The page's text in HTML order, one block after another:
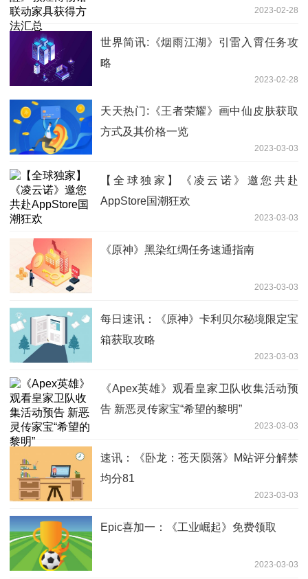
2023-02-28
世界简讯:《烟雨江湖》引雷入霄任务攻
略
2023-02-28
天天热门:《王者荣耀》画中仙皮肤获取
方式及其价格一览
2023-03-03
【全球独家】《凌云诺》邀您共赴
AppStore国潮狂欢
2023-03-03
《原神》黑染红绸任务速通指南
2023-03-03
每日速讯：《原神》卡利贝尔秘境限定宝
箱获取攻略
2023-03-03
《Apex英雄》观看皇家卫队收集活动预
告 新恶灵传家宝“希望的黎明”
2023-03-03
速讯：《卧龙：苍天陨落》M站评分解禁
均分81
2023-03-03
Epic喜加一：《工业崛起》免费领取
2023-03-03